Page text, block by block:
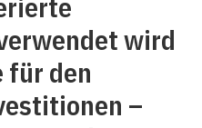
wird
für den
–